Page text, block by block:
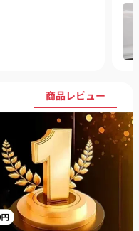
う。
軽
商品レビュー